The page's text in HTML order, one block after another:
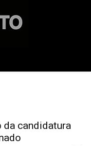
da candidatura